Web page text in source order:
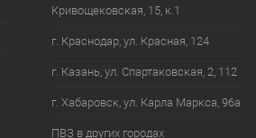
Кривощековская, 15, к.1
г. Краснодар, ул. Красная, 124
г. Казань, ул. Спартаковская, 2, 112
г. Хабаровск, ул. Карла Маркса, 96а
ПВЗ в других городах